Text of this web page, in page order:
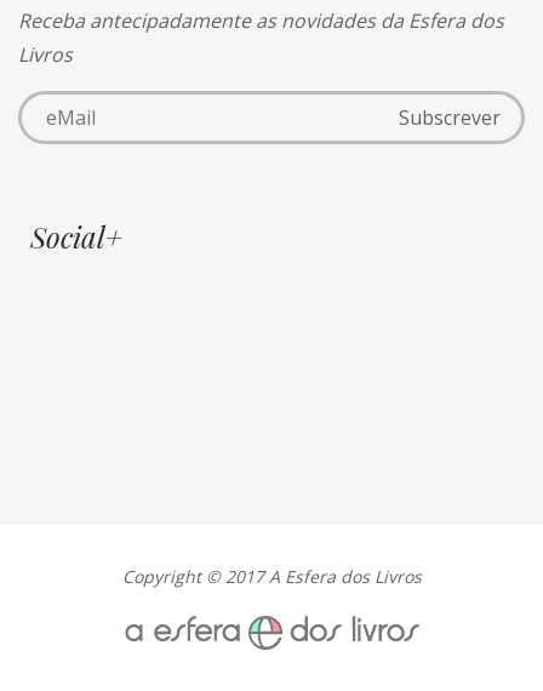
Receba antecipadamente as novidades da Esfera dos
Livros
Social+
Copyright © 2017 A Esfera dos Livros